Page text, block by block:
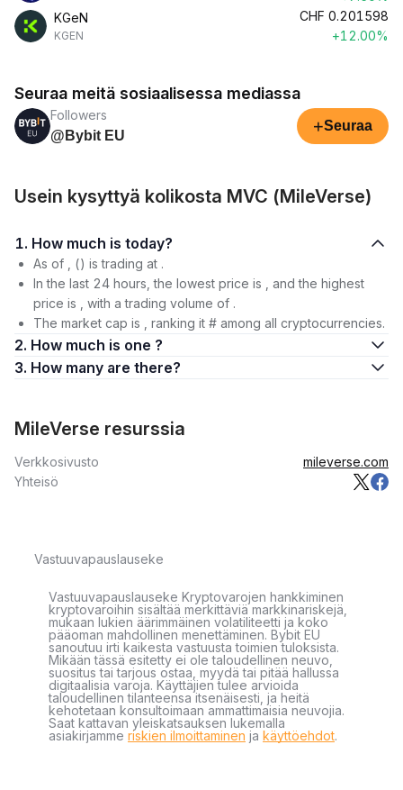
KGeN
KGEN
CHF 0.201598
+12.00%
Seuraa meitä sosiaalisessa mediassa
Followers
@Bybit EU
+Seuraa
Usein kysyttyä kolikosta MVC (MileVerse)
1. How much is today?
As of , () is trading at .
In the last 24 hours, the lowest price is , and the highest
price is , with a trading volume of .
The market cap is , ranking it # among all cryptocurrencies.
2. How much is one ?
3. How many are there?
MileVerse resurssia
Verkkosivusto
mileverse.com
Yhteisö
Vastuuvapauslauseke
Vastuuvapauslauseke Kryptovarojen hankkiminen
kryptovaroihin sisältää merkittäviä markkinariskejä,
mukaan lukien äärimmäinen volatiliteetti ja koko
pääoman mahdollinen menettäminen. Bybit EU
sanoutuu irti kaikesta vastuusta toimien tuloksista.
Mikään tässä esitetty ei ole taloudellinen neuvo,
suositus tai tarjous ostaa, myydä tai pitää hallussa
digitaalisia varoja. Käyttäjien tulee arvioida
taloudellinen tilanteensa itsenäisesti, ja heitä
kehotetaan konsultoimaan ammattimaisia neuvojia.
Saat kattavan yleiskatsauksen lukemalla
asiakirjamme riskien ilmoittaminen ja käyttöehdot.